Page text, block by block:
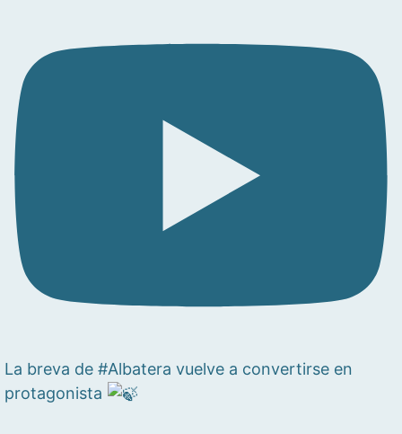
La breva de #Albatera vuelve a convertirse en
protagonista